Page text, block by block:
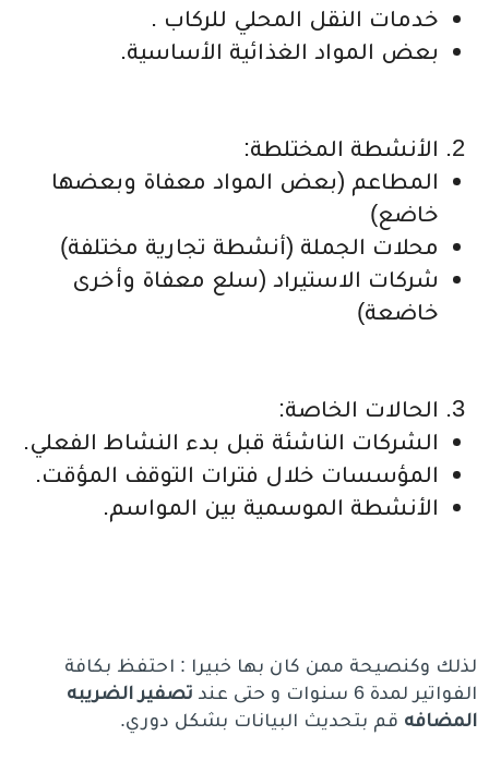
خدمات النقل المحلي للركاب .
بعض المواد الغذائية الأساسية.
الأنشطة المختلطة:
المطاعم (بعض المواد معفاة وبعضها
خاضع)
محلات الجملة (أنشطة تجارية مختلفة)
شركات الاستيراد (سلع معفاة وأخرى
خاضعة)
الحالات الخاصة:
الشركات الناشئة قبل بدء النشاط الفعلي.
المؤسسات خلال فترات التوقف المؤقت.
الأنشطة الموسمية بين المواسم.
لذلك وكنصيحة ممن كان بها خبيرا : احتفظ بكافة
الفواتير لمدة 6 سنوات و حتى عند
تصفير الضريبه
المضافه قم بتحديث البيانات بشكل دوري.